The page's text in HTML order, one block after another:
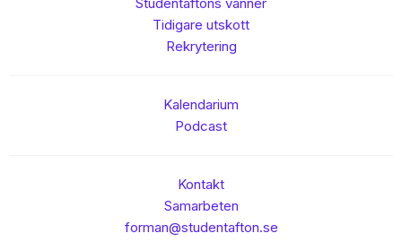
Tidigare utskott
Rekrytering
Kalendarium
Podcast
Kontakt
Samarbeten
forman@studentafton.se